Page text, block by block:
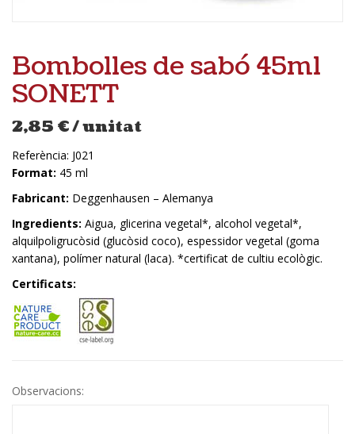
Bombolles de sabó 45ml
SONETT
2,85 €/ unitat
Referència: J021
Format: 45 ml
Fabricant: Deggenhausen – Alemanya
Ingredients: Aigua, glicerina vegetal*, alcohol vegetal*,
alquilpoligrucòsid (glucòsid coco), espessidor vegetal (goma
xantana), polímer natural (laca). *certificat de cultiu ecològic.
Certificats:
Observacions: